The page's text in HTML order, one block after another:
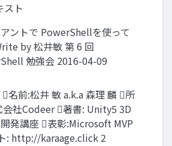
スト
ントで PowerShellを使って
by 松井敏 第 6 回
勉強会 2016-04-09
名前:松井 敏 a.k.a 森理 麟 所
会社Codeer 著書: Unity5 3D
発講座 表彰:Microsoft MVP
: http://karaage.click 2